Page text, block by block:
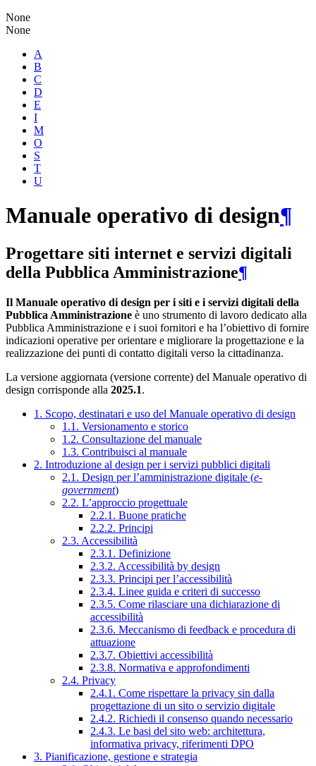
None
None
A
B
C
D
E
I
M
O
S
T
U
Manuale operativo di design¶
Progettare siti internet e servizi digitali
della Pubblica Amministrazione¶
Il Manuale operativo di design per i siti e i servizi digitali della
Pubblica Amministrazione è uno strumento di lavoro dedicato alla
Pubblica Amministrazione e i suoi fornitori e ha l’obiettivo di fornire
indicazioni operative per orientare e migliorare la progettazione e la
realizzazione dei punti di contatto digitali verso la cittadinanza.
La versione aggiornata (versione corrente) del Manuale operativo di
design corrisponde alla 2025.1.
1. Scopo, destinatari e uso del Manuale operativo di design
1.1. Versionamento e storico
1.2. Consultazione del manuale
1.3. Contribuisci al manuale
2. Introduzione al design per i servizi pubblici digitali
2.1. Design per l’amministrazione digitale (e-
government)
2.2. L’approccio progettuale
2.2.1. Buone pratiche
2.2.2. Principi
2.3. Accessibilità
2.3.1. Definizione
2.3.2. Accessibilità by design
2.3.3. Principi per l’accessibilità
2.3.4. Linee guida e criteri di successo
2.3.5. Come rilasciare una dichiarazione di
accessibilità
2.3.6. Meccanismo di feedback e procedura di
attuazione
2.3.7. Obiettivi accessibilità
2.3.8. Normativa e approfondimenti
2.4. Privacy
2.4.1. Come rispettare la privacy sin dalla
progettazione di un sito o servizio digitale
2.4.2. Richiedi il consenso quando necessario
2.4.3. Le basi del sito web: architettura,
informativa privacy, riferimenti DPO
3. Pianificazione, gestione e strategia